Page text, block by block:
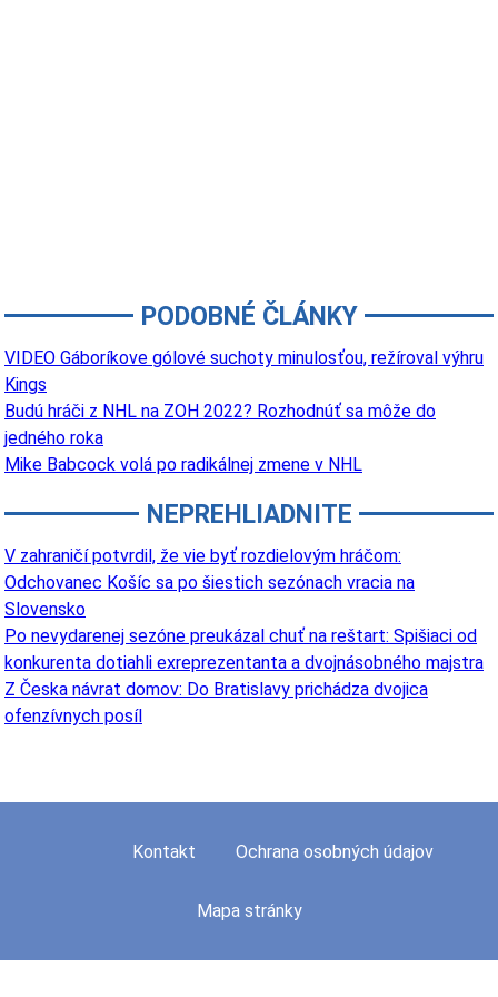
PODOBNÉ ČLÁNKY
VIDEO Gáboríkove gólové suchoty minulosťou, režíroval výhru
Kings
Budú hráči z NHL na ZOH 2022? Rozhodnúť sa môže do
jedného roka
Mike Babcock volá po radikálnej zmene v NHL
NEPREHLIADNITE
V zahraničí potvrdil, že vie byť rozdielovým hráčom:
Odchovanec Košíc sa po šiestich sezónach vracia na
Slovensko
Po nevydarenej sezóne preukázal chuť na reštart: Spišiaci od
konkurenta dotiahli exreprezentanta a dvojnásobného majstra
Z Česka návrat domov: Do Bratislavy prichádza dvojica
ofenzívnych posíl
Kontakt Ochrana osobných údajov
Mapa stránky